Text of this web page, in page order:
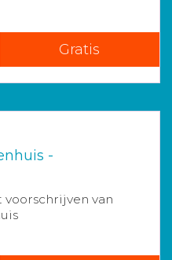
Gratis
-
van